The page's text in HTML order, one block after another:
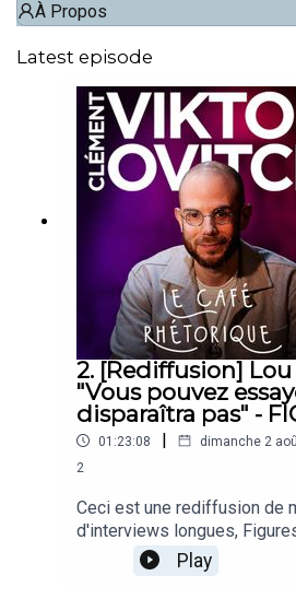
À Propos
Latest episode
2. [Rediffusion]
"Vous pouvez
disparaîtra pas" -
01:23:08 | dimanche 2
2
Ceci est une rediffusion de
d'interviews longues,
disponible sur le flux du
pouvez déjà retrouver les
Play